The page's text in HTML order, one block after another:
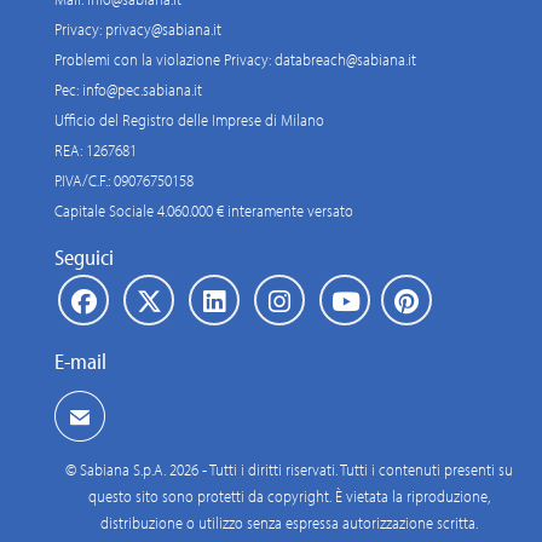
Privacy: privacy@sabiana.it
Problemi con la violazione Privacy:databreach@sabiana.it
Pec: info@pec.sabiana.it
Ufficio del Registro delle Imprese di Milano
REA: 1267681
P.IVA/C.F.: 09076750158
Capitale Sociale 4.060.000 € interamente versato
Seguici
E-mail
© Sabiana S.p.A. 2026 - Tutti i diritti riservati. Tutti i contenuti presenti su
questo sito sono protetti da copyright. È vietata la riproduzione,
distribuzione o utilizzo senza espressa autorizzazione scritta.